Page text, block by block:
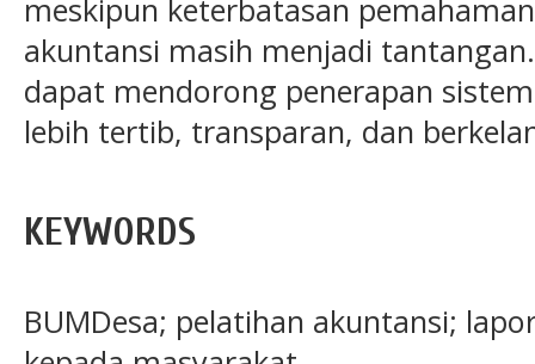
meskipun keterbatasan
akuntansi masih menjadi
dapat mendorong penerapan
lebih tertib, transparan, dan
KEYWORDS
BUMDesa; pelatihan akuntansi;